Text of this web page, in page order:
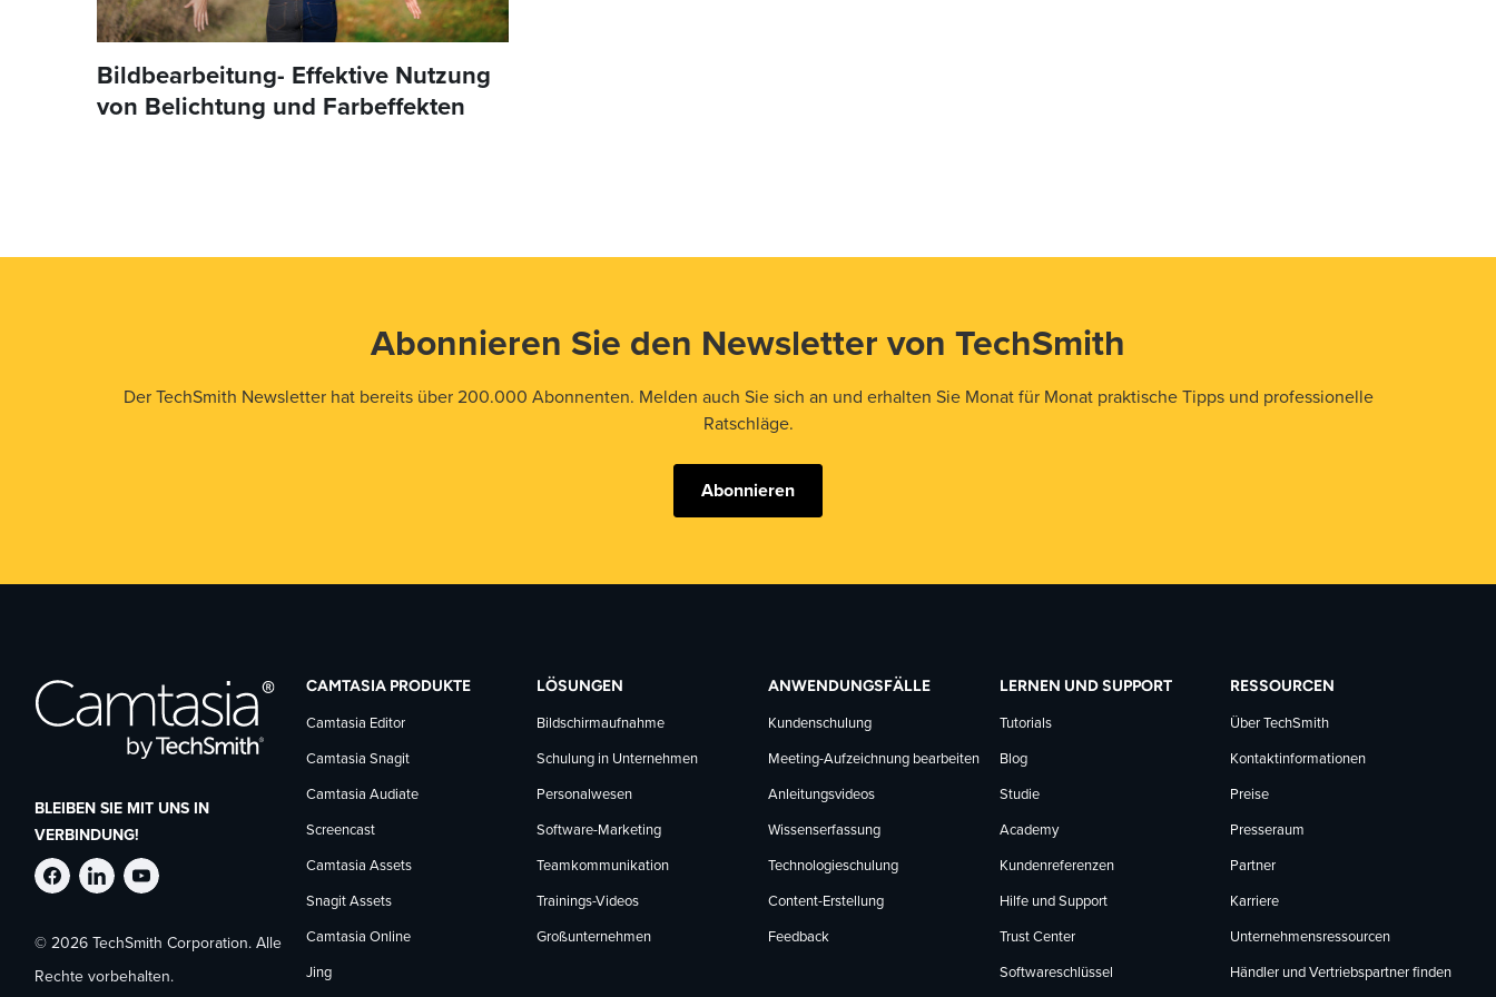
Bildbearbeitung- Effektive Nutzung
von Belichtung und Farbeffekten
Abonnieren Sie den Newsletter von TechSmith
Der TechSmith Newsletter hat bereits über 200.000 Abonnenten. Melden auch Sie sich an und erhalten Sie Monat für Monat praktische Tipps und professionelle
Ratschläge.
Abonnieren
BLEIBEN SIE MIT UNS IN
VERBINDUNG!
TechSmith
auf
TechSmith
auf
TechSmith
auf
© 2026 TechSmith Corporation. Alle
Rechte vorbehalten.
CAMTASIA PRODUKTE
Camtasia Editor
Camtasia Snagit
Camtasia Audiate
Screencast
Camtasia Assets
Snagit Assets
Camtasia Online
Jing
LÖSUNGEN
Bildschirmaufnahme
Schulung in Unternehmen
Personalwesen
Software-Marketing
Teamkommunikation
Trainings-Videos
Großunternehmen
ANWENDUNGSFÄLLE
Kundenschulung
Meeting-Aufzeichnung bearbeiten
Anleitungsvideos
Wissenserfassung
Technologieschulung
Content-Erstellung
Feedback
LERNEN UND SUPPORT
Tutorials
Blog
Studie
Academy
Kundenreferenzen
Hilfe und Support
Trust Center
Softwareschlüssel
RESSOURCEN
Über TechSmith
Kontaktinformationen
Preise
Presseraum
Partner
Karriere
Unternehmensressourcen
Händler und Vertriebspartner finden